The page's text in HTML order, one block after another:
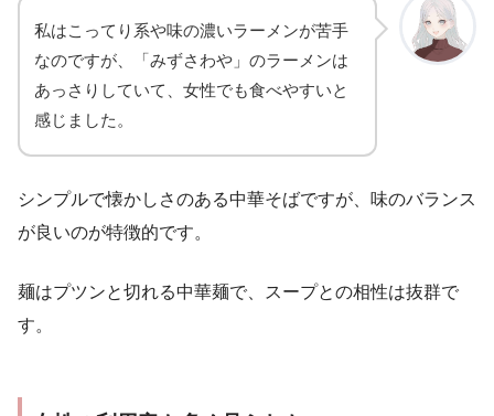
私はこってり系や味の濃いラーメンが苦手
なのですが、「みずさわや」のラーメンは
あっさりしていて、女性でも食べやすいと
感じました。
シンプルで懐かしさのある中華そばですが、味のバランス
が良いのが特徴的です。
麺はプツンと切れる中華麺で、スープとの相性は抜群で
す。